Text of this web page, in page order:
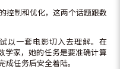
控制和优化，这两个话题跟数
以一套电影切入去理解。在
学家，她的任务是要准确计算
成任务后安全着陆。